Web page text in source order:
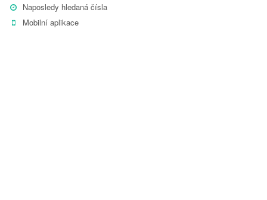
Naposledy hledaná čísla
Mobilní aplikace